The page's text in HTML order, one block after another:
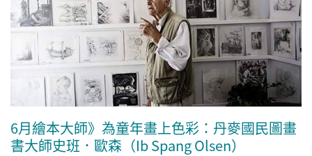
6月繪本大師》為童年畫上色彩：丹麥國民圖畫
書大師史班．歐森（Ib Spang Olsen）